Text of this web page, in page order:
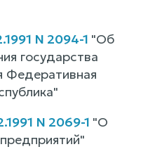
N 2094-1 "Об
государства
Федеративная
N 2069-1 "О